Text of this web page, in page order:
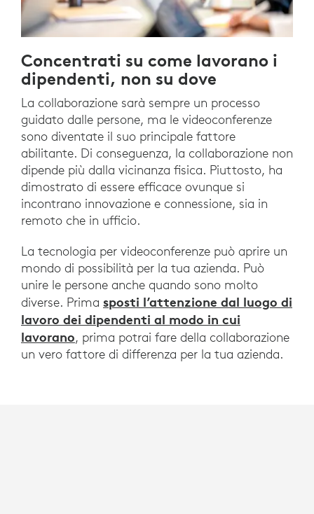
Concentrati su come lavorano i
dipendenti, non su dove
La collaborazione sarà sempre un processo
guidato dalle persone, ma le videoconferenze
sono diventate il suo principale fattore
abilitante. Di conseguenza, la collaborazione non
dipende più dalla vicinanza fisica. Piuttosto, ha
dimostrato di essere efficace ovunque si
incontrano innovazione e connessione, sia in
remoto che in ufficio.
La tecnologia per videoconferenze può aprire un
mondo di possibilità per la tua azienda. Può
unire le persone anche quando sono molto
diverse. Prima sposti l’attenzione dal luogo di
lavoro dei dipendenti al modo in cui
lavorano, prima potrai fare della collaborazione
un vero fattore di differenza per la tua azienda.